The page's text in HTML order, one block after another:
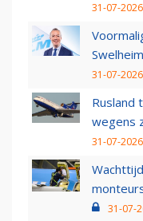
31-07-
31-07-
Rusland
wegens
31-07-
31-07-